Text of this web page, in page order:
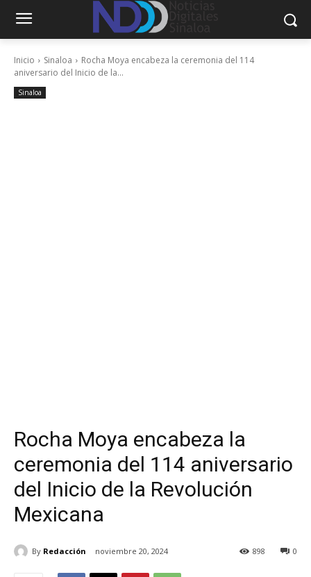
Inicio Sinaloa
Rocha Moya encabeza la ceremonia del 114
aniversario del Inicio de la...
Sinaloa
Rocha Moya encabeza la
ceremonia del 114 aniversario
del Inicio de la Revolución
Mexicana
By Redacción noviembre 20, 2024 0
898